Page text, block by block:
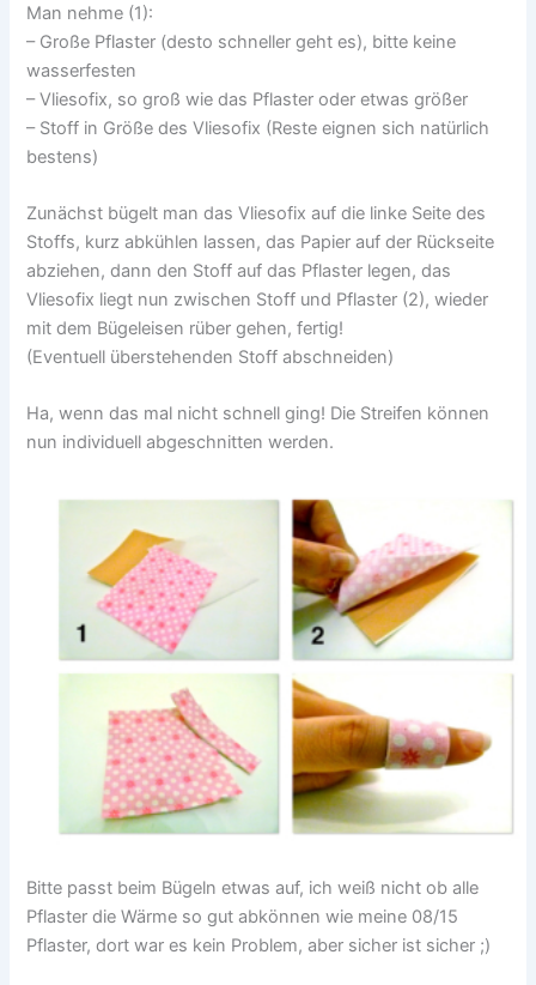
Man nehme (1):
– Große Pflaster (desto schneller geht es), bitte keine
wasserfesten
– Vliesofix, so groß wie das Pflaster oder etwas größer
– Stoff in Größe des Vliesofix (Reste eignen sich natürlich
bestens)
Zunächst bügelt man das Vliesofix auf die linke Seite des
Stoffs, kurz abkühlen lassen, das Papier auf der Rückseite
abziehen, dann den Stoff auf das Pflaster legen, das
Vliesofix liegt nun zwischen Stoff und Pflaster (2), wieder
mit dem Bügeleisen rüber gehen, fertig!
(Eventuell überstehenden Stoff abschneiden)
Ha, wenn das mal nicht schnell ging! Die Streifen können
nun individuell abgeschnitten werden.
Bitte passt beim Bügeln etwas auf, ich weiß nicht ob alle
Pflaster die Wärme so gut abkönnen wie meine 08/15
Pflaster, dort war es kein Problem, aber sicher ist sicher ;)